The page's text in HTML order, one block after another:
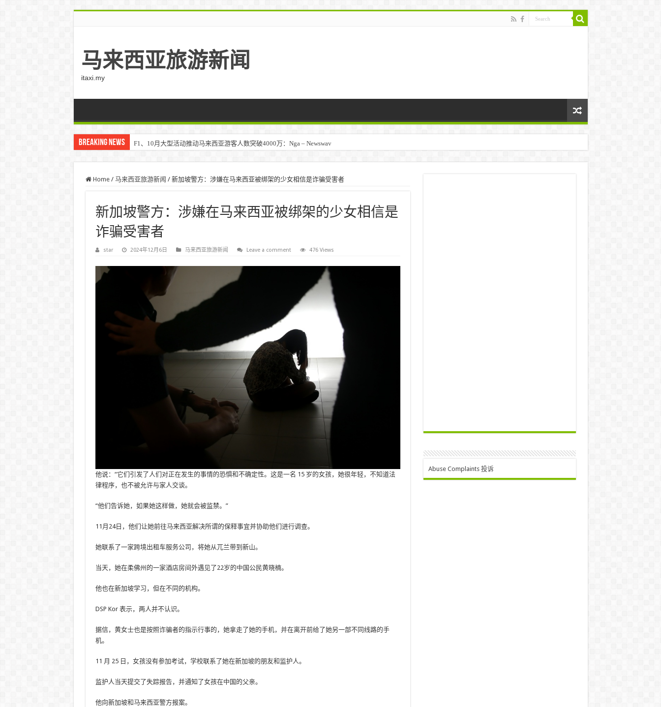
马来西亚旅游新闻
itaxi.my
Breaking News F1、10月大型活动推动马来西亚游客人数突破4000万：Nga – Newswav
Home / 马来西亚旅游新闻 / 新加坡警方：涉嫌在马来西亚被绑架的少女相信是诈骗受害者
新加坡警方：涉嫌在马来西亚被绑架的少女相信是
诈骗受害者
star 2024年12月6日 马来西亚旅游新闻 Leave a comment 476 Views
他说：“它们引发了人们对正在发生的事情的恐惧和不确定性。这是一名 15 岁的女孩，她很年轻，不知道法
律程序，也不被允许与家人交谈。
“他们告诉她，如果她这样做，她就会被监禁。”
11月24日，他们让她前往马来西亚解决所谓的保释事宜并协助他们进行调查。
她联系了一家跨境出租车服务公司，将她从兀兰带到新山。
当天，她在柔佛州的一家酒店房间外遇见了22岁的中国公民黄晓楠。
他也在新加坡学习，但在不同的机构。
DSP Kor 表示，两人并不认识。
据信，黄女士也是按照诈骗者的指示行事的，她拿走了她的手机，并在离开前给了她另一部不同线路的手
机。
11 月 25 日，女孩没有参加考试，学校联系了她在新加坡的朋友和监护人。
监护人当天提交了失踪报告，并通知了女孩在中国的父亲。
他向新加坡和马来西亚警方报案。
Abuse Complaints 投诉